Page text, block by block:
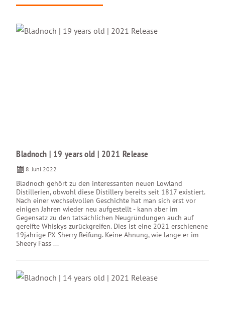
Bladnoch | 19 years old | 2021 Release
8. Juni 2022
Bladnoch gehört zu den interessanten neuen Lowland
Distillerien, obwohl diese Distillery bereits seit 1817 existiert.
Nach einer wechselvollen Geschichte hat man sich erst vor
einigen Jahren wieder neu aufgestellt - kann aber im
Gegensatz zu den tatsächlichen Neugründungen auch auf
gereifte Whiskys zurückgreifen. Dies ist eine 2021 erschienene
19jährige PX Sherry Reifung. Keine Ahnung, wie lange er im
Sheery Fass ...